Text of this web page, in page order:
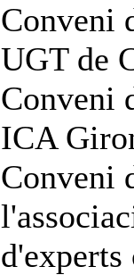
Conveni
UGT de
Conveni
ICA
Conveni
d'experts